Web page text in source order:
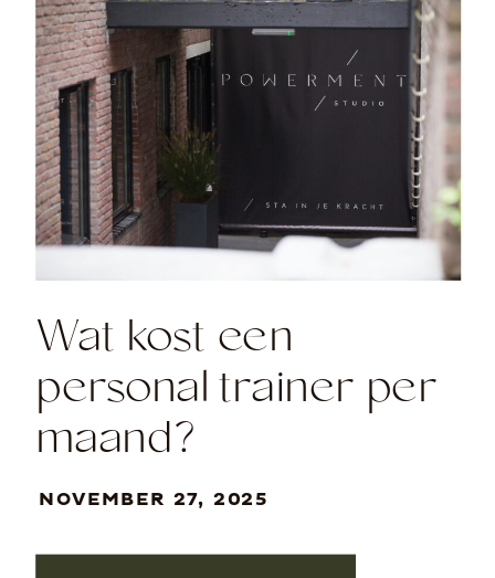
NOVEMBER 27, 2025
Wat kost een
personal trainer per
maand?